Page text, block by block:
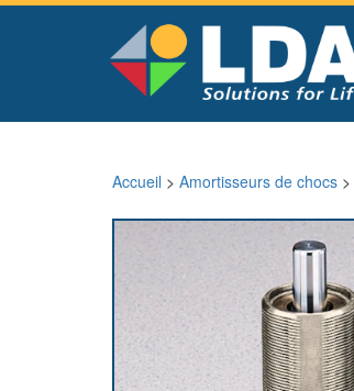
Accueil > Amortisseurs de chocs >